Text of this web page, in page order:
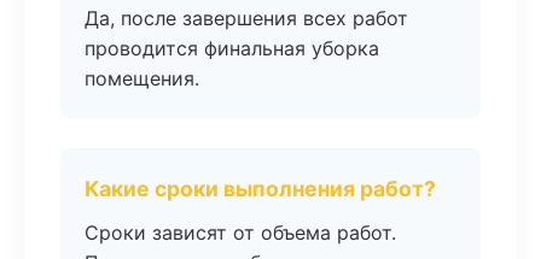
Да, после завершения всех работ
проводится финальная уборка
помещения.
Какие сроки выполнения работ?
Сроки зависят от объема работ.